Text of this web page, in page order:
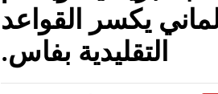
يكسر القواعد
التقليدية بفاس.